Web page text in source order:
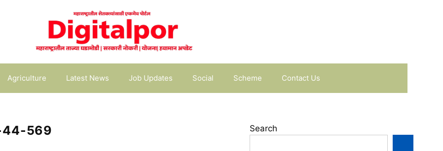
Agriculture Latest News Job Updates Social Scheme Contact Us
44-569 Search